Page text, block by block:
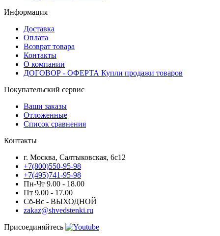
Информация
Доставка
Оплата
Возврат товара
Контакты
О компании
ДОГОВОР - ОФЕРТА Купли продажи товаров
Покупательский сервис
Ваши заказы
Отложенные
Список сравнения
Контакты
г. Москва, Салтыковская, 6с12
+7(800)550-95-98
+7(495)741-95-98
Пн-Чт 9.00 - 18.00
Пт 9.00 - 17.00
Сб-Вс - ВЫХОДНОЙ
zakaz@shvedstenki.ru
Присоединяйтесь